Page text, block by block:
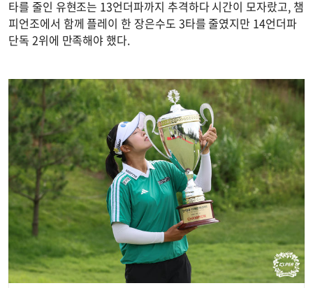
타를 줄인 유현조는 13언더파까지 추격하다 시간이 모자랐고, 챔
피언조에서 함께 플레이 한 장은수도 3타를 줄였지만 14언더파
단독 2위에 만족해야 했다.